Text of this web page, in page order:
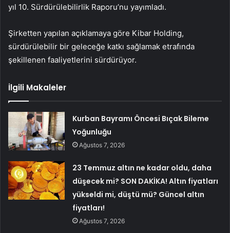
yıl 10. Sürdürülebilirlik Raporu’nu yayımladı.
Şirketten yapılan açıklamaya göre Kibar Holding,
sürdürülebilir bir geleceğe katkı sağlamak etrafında
şekillenen faaliyetlerini sürdürüyor.
İlgili Makaleler
Kurban Bayramı Öncesi Bıçak Bileme
Yoğunluğu
Ağustos 7, 2026
23 Temmuz altın ne kadar oldu, daha
düşecek mi? SON DAKİKA! Altın fiyatları
yükseldi mi, düştü mü? Güncel altın
fiyatları!
Ağustos 7, 2026